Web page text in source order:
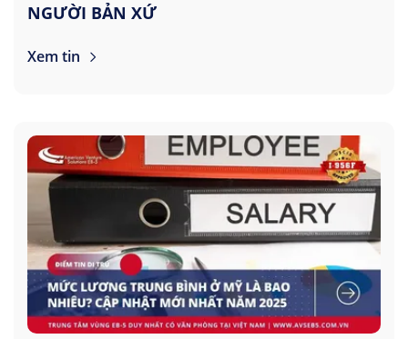
NGƯỜI BẢN XỨ
Xem tin